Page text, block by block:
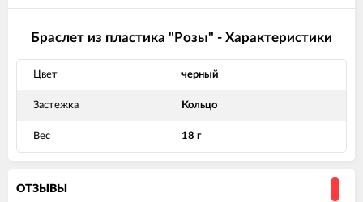
Браслет из пластика "Розы" - Характеристики
Цвет черный
Застежка Кольцо
Вес 18 г
ОТЗЫВЫ